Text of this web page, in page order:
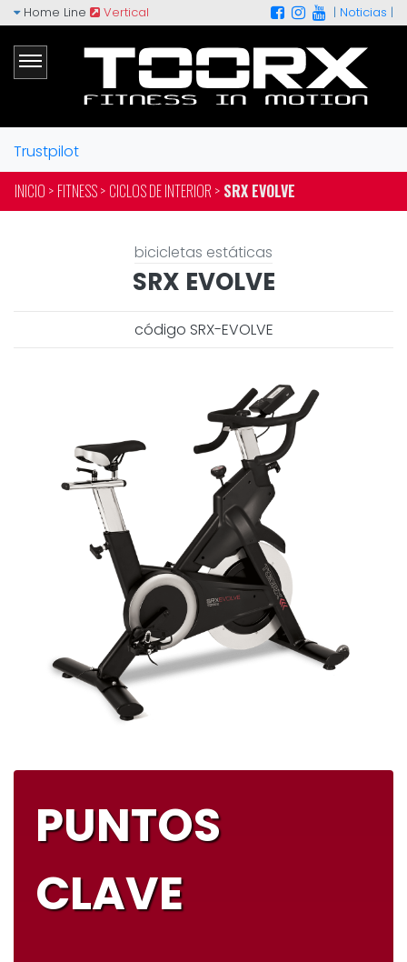
Home Line Vertical | Noticias |
Trustpilot
INICIO > FITNESS > CICLOS DE INTERIOR > SRX EVOLVE
bicicletas estáticas
SRX EVOLVE
código SRX-EVOLVE
PUNTOS
CLAVE